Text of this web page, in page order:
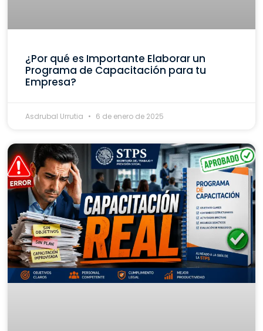
¿Por qué es Importante Elaborar un
Programa de Capacitación para tu
Empresa?
Asdrubal Urrutia 6 de enero de 2025